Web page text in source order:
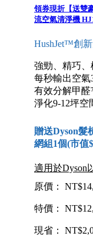
領券現折【送雙
流空氣清淨機
HushJet™創
強勁、精巧、
每秒輸出空氣
有效分解甲醛
淨化9-12坪空
贈送Dyson髮
網組1個(市值
適用於Dyson
原價：
特價：
現省：